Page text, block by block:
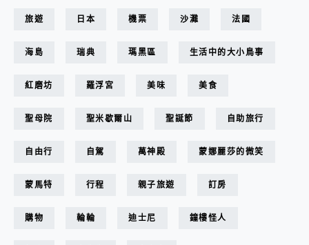
旅遊 日本 機票 沙灘 法國
海島 瑞典 瑪黑區 生活中的大小鳥事
紅磨坊 羅浮宮 美味 美食
聖母院 聖米歇爾山 聖誕節 自助旅行
自由行 自駕 萬神殿 蒙娜麗莎的微笑
蒙馬特 行程 親子旅遊 訂房
購物 輪輪 迪士尼 鐘樓怪人